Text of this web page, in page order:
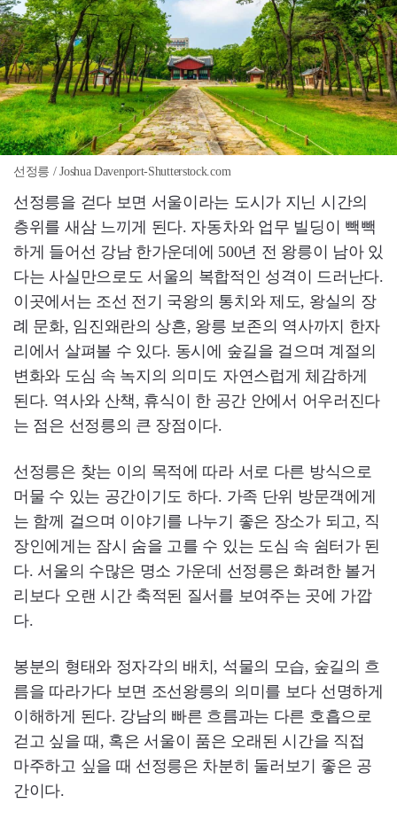
선정릉 / Joshua Davenport-Shutterstock.com
선정릉을 걷다 보면 서울이라는 도시가 지닌 시간의
층위를 새삼 느끼게 된다. 자동차와 업무 빌딩이 빽빽
하게 들어선 강남 한가운데에 500년 전 왕릉이 남아 있
다는 사실만으로도 서울의 복합적인 성격이 드러난다.
이곳에서는 조선 전기 국왕의 통치와 제도, 왕실의 장
례 문화, 임진왜란의 상흔, 왕릉 보존의 역사까지 한자
리에서 살펴볼 수 있다. 동시에 숲길을 걸으며 계절의
변화와 도심 속 녹지의 의미도 자연스럽게 체감하게
된다. 역사와 산책, 휴식이 한 공간 안에서 어우러진다
는 점은 선정릉의 큰 장점이다.
선정릉은 찾는 이의 목적에 따라 서로 다른 방식으로
머물 수 있는 공간이기도 하다. 가족 단위 방문객에게
는 함께 걸으며 이야기를 나누기 좋은 장소가 되고, 직
장인에게는 잠시 숨을 고를 수 있는 도심 속 쉼터가 된
다. 서울의 수많은 명소 가운데 선정릉은 화려한 볼거
리보다 오랜 시간 축적된 질서를 보여주는 곳에 가깝
다.
봉분의 형태와 정자각의 배치, 석물의 모습, 숲길의 흐
름을 따라가다 보면 조선왕릉의 의미를 보다 선명하게
이해하게 된다. 강남의 빠른 흐름과는 다른 호흡으로
걷고 싶을 때, 혹은 서울이 품은 오래된 시간을 직접
마주하고 싶을 때 선정릉은 차분히 둘러보기 좋은 공
간이다.